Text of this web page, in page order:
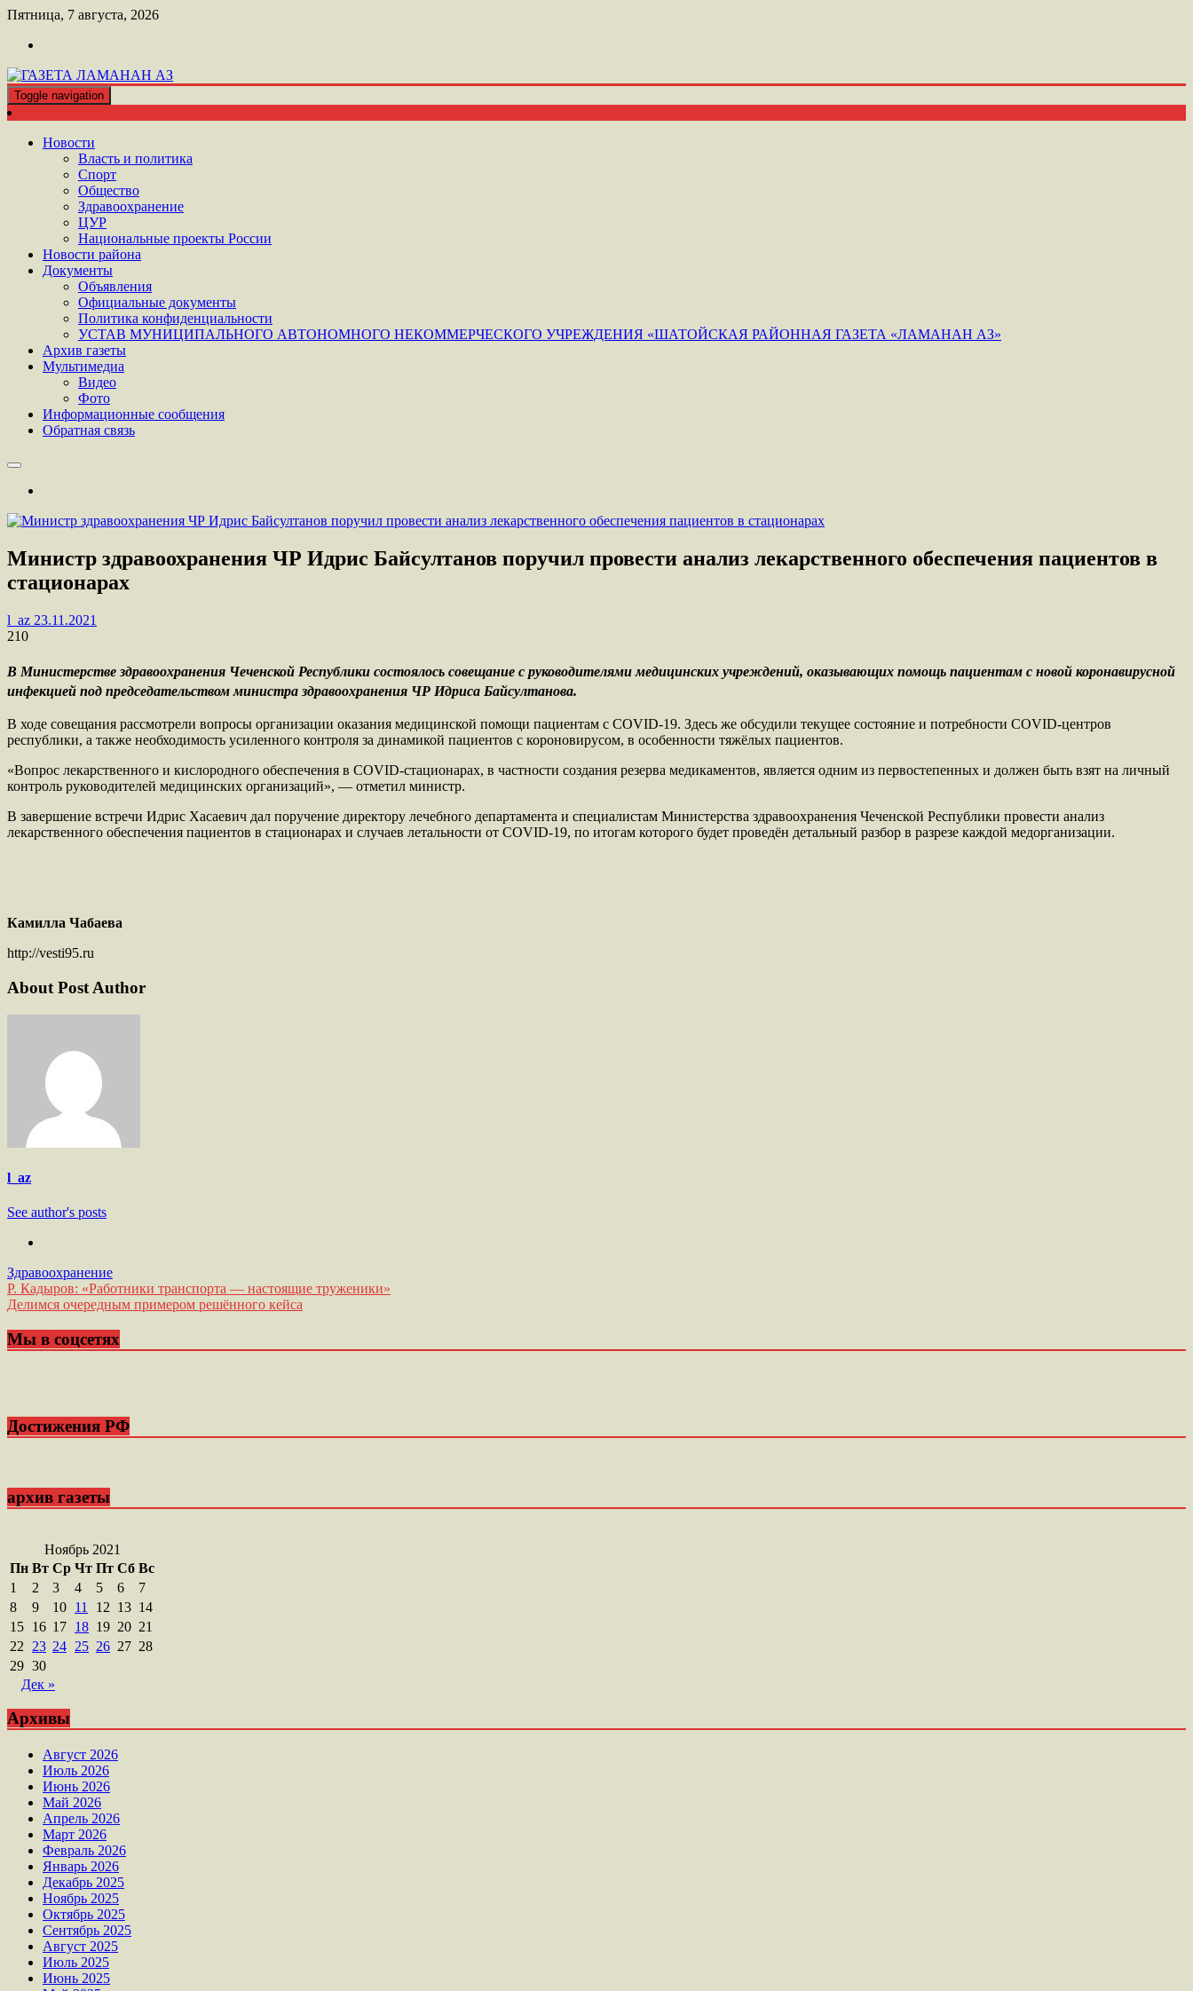
Перейти
контенту
Пятница, 7 августа, 2026
ГАЗЕТА ЛАМАНАН АЗ
ШАТОЙСКАЯ ГАЗЕТА ЛАМАНАН АЗ
Toggle navigation
Новости
Власть и политика
Спорт
Общество
Здравоохранение
ЦУР
Национальные проекты России
Новости района
Документы
Объявления
Официальные документы
Политика конфиденциальности
УСТАВ МУНИЦИПАЛЬНОГО АВТОНОМНОГО НЕКОММЕРЧЕСКОГО УЧРЕЖДЕНИЯ «ШАТОЙСКАЯ РАЙОННАЯ ГАЗЕТА «ЛАМАНАН АЗ»
Архив газеты
Мультимедиа
Видео
Фото
Информационные сообщения
Обратная связь
Министр здравоохранения ЧР Идрис Байсултанов поручил провести анализ лекарственного обеспечения пациентов в
стационарах
l_az 23.11.2021
210
В Министерстве здравоохранения Чеченской Республики состоялось совещание с руководителями медицинских учреждений, оказывающих помощь пациентам с новой коронавирусной
инфекцией под председательством министра здравоохранения ЧР Идриса Байсултанова.
В ходе совещания рассмотрели вопросы организации оказания медицинской помощи пациентам с COVID-19. Здесь же обсудили текущее состояние и потребности COVID-центров
республики, а также необходимость усиленного контроля за динамикой пациентов с короновирусом, в особенности тяжёлых пациентов.
«Вопрос лекарственного и кислородного обеспечения в COVID-стационарах, в частности создания резерва медикаментов, является одним из первостепенных и должен быть взят на личный
контроль руководителей медицинских организаций», — отметил министр.
В завершение встречи Идрис Хасаевич дал поручение директору лечебного департамента и специалистам Министерства здравоохранения Чеченской Республики провести анализ
лекарственного обеспечения пациентов в стационарах и случаев летальности от COVID-19, по итогам которого будет проведён детальный разбор в разрезе каждой медорганизации.
Камилла Чабаева
http://vesti95.ru
About Post Author
l_az
See author's posts
Здравоохранение
Навигация
по
записям
Р. Кадыров: «Работники транспорта — настоящие труженики»
Делимся очередным примером решённого кейса
Мы в соцсетях
Достижения РФ
архив газеты
Ноябрь 2021
Пн Вт Ср Чт Пт Сб Вс
1
2 3 4 5 6
7
8
9 10 11 12 13 14
15 16 17 18 19 20 21
22
23 24 25 26 27 28
29 30
Дек »
Архивы
Август 2026
Июль 2026
Июнь 2026
Май 2026
Апрель 2026
Март 2026
Февраль 2026
Январь 2026
Декабрь 2025
Ноябрь 2025
Октябрь 2025
Сентябрь 2025
Август 2025
Июль 2025
Июнь 2025